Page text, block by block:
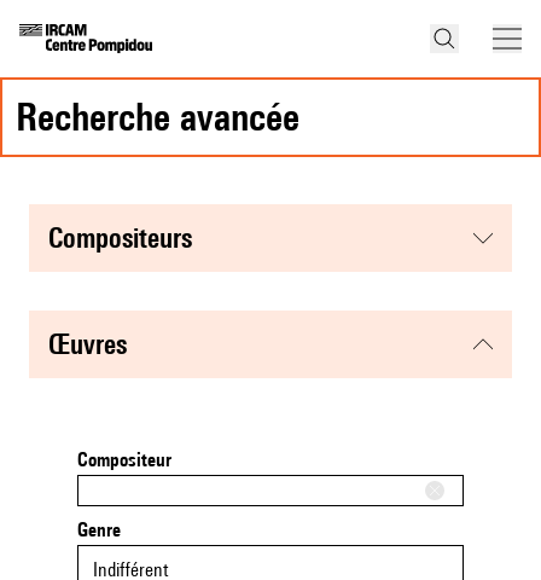
recherche avancée
compositeurs
œuvres
Compositeur
Genre
Indifférent